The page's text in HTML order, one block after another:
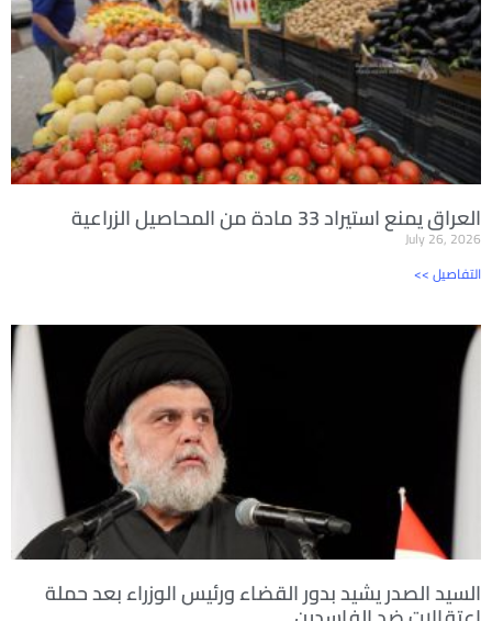
العراق يمنع استيراد 33 مادة من المحاصيل الزراعية
July 26, 2026
<< التفاصيل
السيد الصدر يشيد بدور القضاء ورئيس الوزراء بعد حملة